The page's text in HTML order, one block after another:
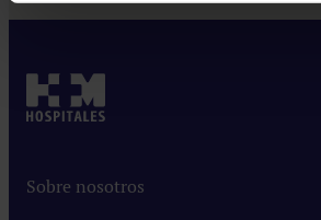
Sobre nosotros